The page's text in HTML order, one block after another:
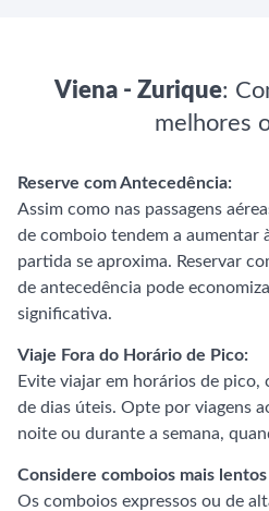
Viena - Zurique:
melhores
Reserve com Antecedência:
Assim como nas passagens
de comboio tendem a aumentar
partida se aproxima. Reservar
de antecedência pode
significativa.
Viaje Fora do Horário de Pico:
Evite viajar em horários de pico,
de dias úteis. Opte por viagens
noite ou durante a semana,
Considere comboios mais
Os comboios expressos ou de